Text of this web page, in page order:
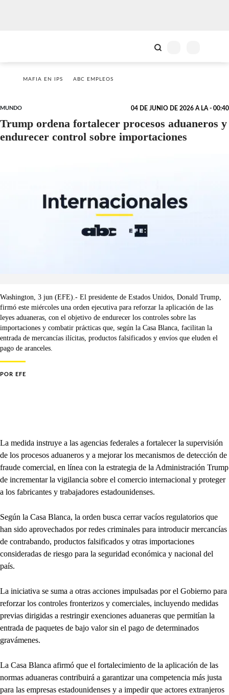
MAFIA EN IPS ABC EMPLEOS
MUNDO 04 DE JUNIO DE 2026 A LA - 00:40
Trump ordena fortalecer procesos aduaneros y
endurecer control sobre importaciones
Washington, 3 jun (EFE).- El presidente de Estados Unidos, Donald Trump,
firmó este miércoles una orden ejecutiva para reforzar la aplicación de las
leyes aduaneras, con el objetivo de endurecer los controles sobre las
importaciones y combatir prácticas que, según la Casa Blanca, facilitan la
entrada de mercancías ilícitas, productos falsificados y envíos que eluden el
pago de aranceles.
POR EFE
La medida instruye a las agencias federales a fortalecer la supervisión
de los procesos aduaneros y a mejorar los mecanismos de detección de
fraude comercial, en línea con la estrategia de la Administración Trump
de incrementar la vigilancia sobre el comercio internacional y proteger
a los fabricantes y trabajadores estadounidenses.
Según la Casa Blanca, la orden busca cerrar vacíos regulatorios que
han sido aprovechados por redes criminales para introducir mercancías
de contrabando, productos falsificados y otras importaciones
consideradas de riesgo para la seguridad económica y nacional del
país.
La iniciativa se suma a otras acciones impulsadas por el Gobierno para
reforzar los controles fronterizos y comerciales, incluyendo medidas
previas dirigidas a restringir exenciones aduaneras que permitían la
entrada de paquetes de bajo valor sin el pago de determinados
gravámenes.
La Casa Blanca afirmó que el fortalecimiento de la aplicación de las
normas aduaneras contribuirá a garantizar una competencia más justa
para las empresas estadounidenses y a impedir que actores extranjeros